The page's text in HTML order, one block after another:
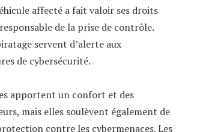
affecté a fait valoir ses droits
de la prise de contrôle.
servent d’alerte aux
de cybersécurité.
apportent un confort et des
mais elles soulèvent également de
contre les cybermenaces. Les